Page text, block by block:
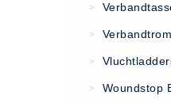
AED binnen - buiten kasten
AED elektroden (18)
AED tassen (14)
>
>
>
> Woundstop